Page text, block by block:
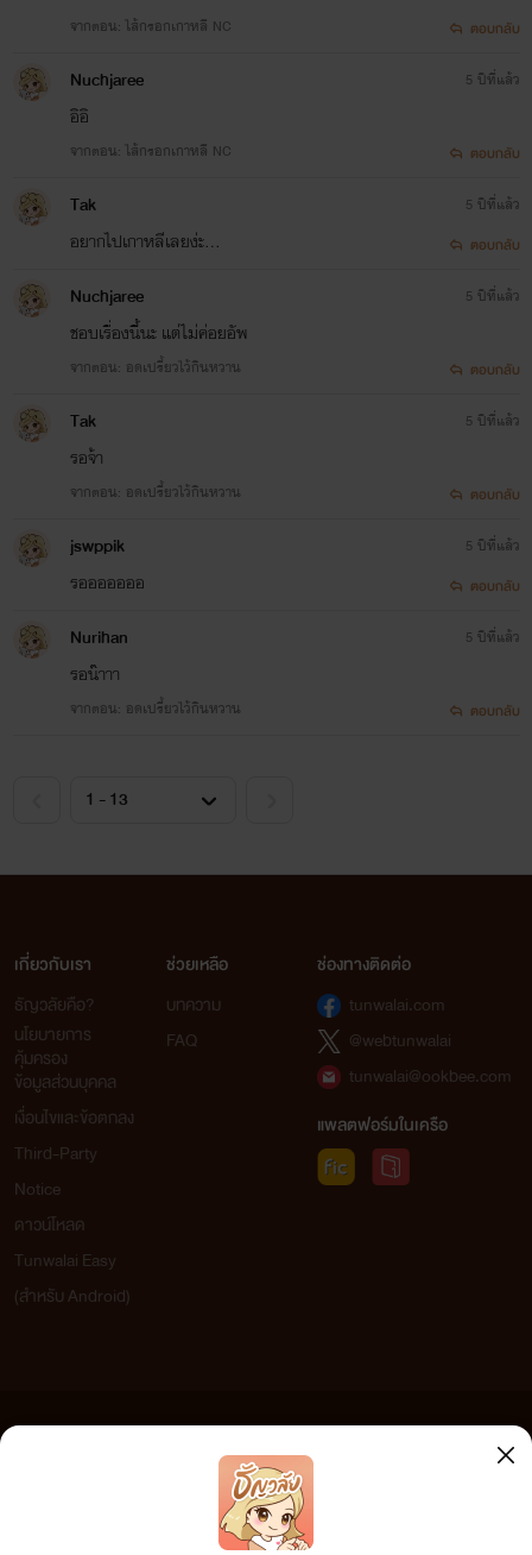
จากตอน: ไส้กรอกเกาหลี NC ตอบกลับ
Nuchjaree
อิอิ
จากตอน: ไส้กรอกเกาหลี NC
5 ปีที่แล้ว
ตอบกลับ
Tak
อยากไปเกาหลีเลยง่ะ...
5 ปีที่แล้ว
ตอบกลับ
Nuchjaree
ชอบเรื่องนี้นะ แต่ไม่ค่อยอัพ
จากตอน: อดเปรี้ยวไว้กินหวาน
5 ปีที่แล้ว
ตอบกลับ
Tak
รอจ้า
จากตอน: อดเปรี้ยวไว้กินหวาน
5 ปีที่แล้ว
ตอบกลับ
jswppik
รอออออออ
5 ปีที่แล้ว
ตอบกลับ
Nurihan
รอน๊าาา
จากตอน: อดเปรี้ยวไว้กินหวาน
5 ปีที่แล้ว
ตอบกลับ
เกี่ยวกับเรา
ธัญวลัยคือ?
นโยบายการ
คุ้มครอง
ข้อมูลส่วนบุคคล
เงื่อนไขและข้อตกลง
Third-Party
Notice
ดาวน์โหลด
Tunwalai Easy
(สำหรับ Android)
ช่วยเหลือ
บทความ
FAQ
ช่องทางติดต่อ
tunwalai.com
@webtunwalai
tunwalai@ookbee.com
แพลตฟอร์มในเครือ
เว็บไซต์แห่งนี้ไม่ได้เห็นด้วยและไม่ขอรับผิดชอบต่อข้อความใดๆ ทั้งสิ้น ดังนั้นผู้อ่านทุกท่านโปรดใช้
วิจารณญาณในการกลั่นกรองด้วยตนเอง และหากท่านพบข้อความใดๆ ที่ขัดต่อกฎหมายและศีลธรรม
กรุณาแจ้งมาที่ tunwalai@ookbee.com เพื่อทีมงานจะได้ดำเนินการในทันที ทั้งนี้ ทางเว็บไซต์ขอสงวน
ลิขสิทธิ์ตามพระราชบัญญัติลิขสิทธิ์ (ฉบับเพิ่มเติม) พ.ศ.2558